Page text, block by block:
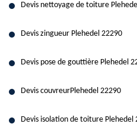
Devis nettoyage de toiture
Devis zingueur Plehedel 22290
Devis pose de gouttière Plehedel
Devis couvreurPlehedel 22290
Devis isolation de toiture Plehedel